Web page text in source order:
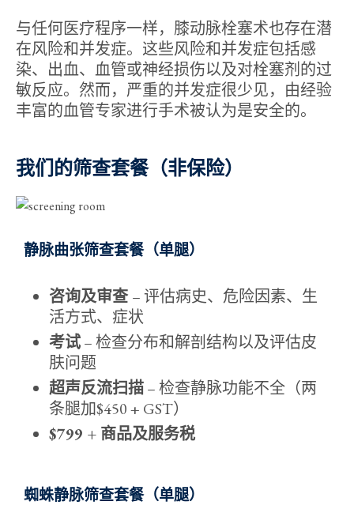
与任何医疗程序一样，膝动脉栓塞术也存在潜
在风险和并发症。这些风险和并发症包括感
染、出血、血管或神经损伤以及对栓塞剂的过
敏反应。然而，严重的并发症很少见，由经验
丰富的血管专家进行手术被认为是安全的。
我们的筛查套餐（非保险）
静脉曲张筛查套餐（单腿）
咨询及审查 – 评估病史、危险因素、生
活方式、症状
考试– 检查分布和解剖结构以及评估皮
肤问题
超声反流扫描– 检查静脉功能不全（两
条腿加$450 + GST）
$799 + 商品及服务税
蜘蛛静脉筛查套餐（单腿）